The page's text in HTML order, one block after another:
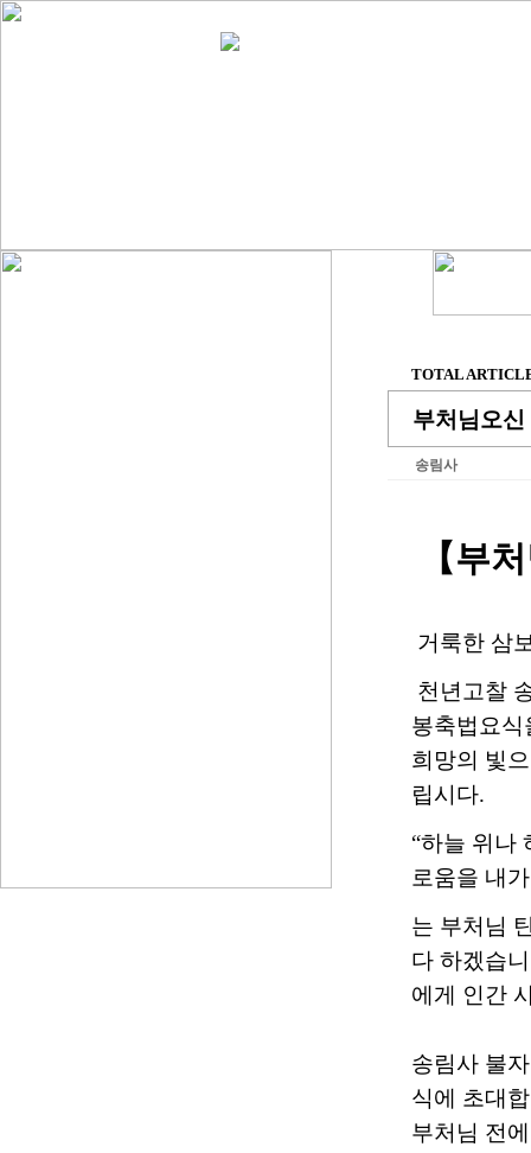
TOTAL
부처님오
송림사
【부
거룩한 삼
천년고찰
봉축법요
희망의 빛
립시다.
“하늘 위나
로움을 내
는 부처님
다 하겠습
에게 인간
송림사 불
식에 초대
부처님 전